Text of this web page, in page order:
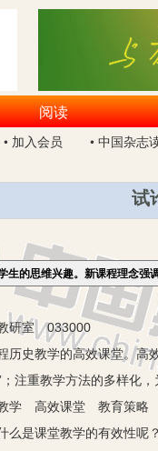
阅读
• 加入会员 • 中国杂志
试
生的思维兴趣。新课程理念强
研室 033000
教学的高效课堂。高效
注重教学方法的多样化，
学 高效课堂 教育策略
是课堂教学的有效性呢